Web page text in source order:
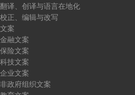
翻译、创译与语言在地化
校正、编辑与改写
文案
金融文案
保险文案
科技文案
企业文案
非政府组织文案